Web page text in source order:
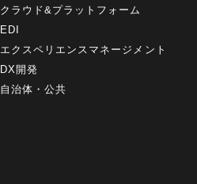
クラウド&プラットフォーム
EDI
エクスペリエンスマネージメント
DX開発
自治体・公共